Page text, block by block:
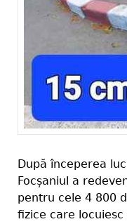
După începerea
Focșaniul a
pentru cele 4 800
fizice care